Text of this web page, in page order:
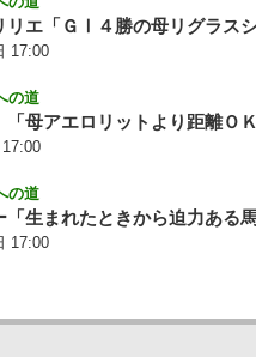
リエ「ＧⅠ４勝の母リグラス
17:00
母アエロリットより距離Ｏ
の道
「生まれたときから迫力ある
17:00
の道